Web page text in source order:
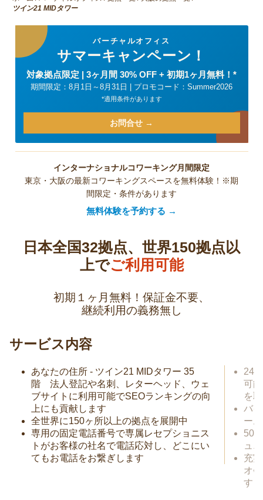
ツイン21 MIDタワー
バーチャルオフィス
サマーキャンペーン！
対象拠点限定 | 3ヶ月間 30% OFF + 初期1ヶ月無料！*
期間限定：8月1日～8月31日 | プロモコード：Summer2026
*適用条件があります
お問合せ →
インターナショナルコワーキング月間限定
東京・大阪の最新コワーキングスペースを無料体験！※期
間限定・条件があります
無料体験を予約する →
日本全国32拠点、世界150拠点以
上でご利用可能
初期１ヶ月無料！保証金不要、
継続利用の義務無し
サービス内容
あなたの住所 - ツイン21 MIDタワー 35
階 法人登記や名刺、レターヘッド、ウェ
ブサイトに利用可能でSEOランキングの向
上にも貢献します
全世界に150ヶ所以上の拠点を展開中
専用の固定電話番号で専属レセプショニス
トがお客様の社名で電話応対し、どこにい
てもお電話をお繋ぎします
24
可
を
バ
ー
ュ
充
オ
す